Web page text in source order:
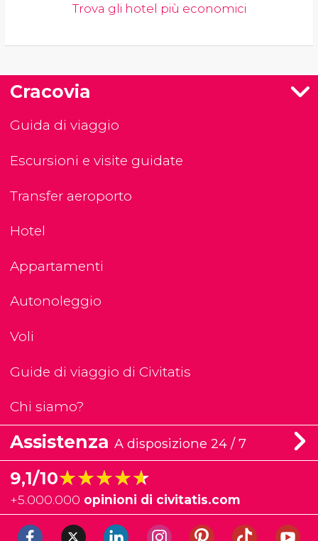
Trova gli hotel più economici
Cracovia
Guida di viaggio
Escursioni e visite guidate
Transfer aeroporto
Hotel
Appartamenti
Autonoleggio
Voli
Guide di viaggio di Civitatis
Chi siamo?
Assistenza A disposizione 24 / 7
9,1/10★★★★★
★★★★★
+5.000.000 opinioni di civitatis.com